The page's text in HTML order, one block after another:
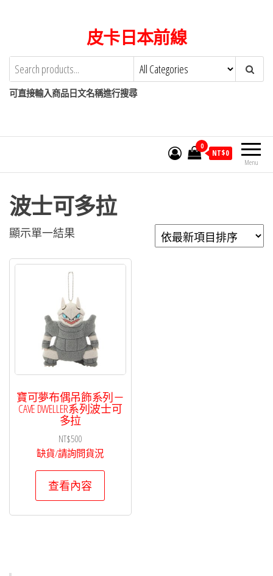
content
皮卡日本前線
可直接輸入商品日文名稱進行搜尋
Menu
0
NT$0
波士可多拉
顯示單一結果
寶可夢布偶吊飾系列－
CAVE DWELLER系列波士可
多拉
NT$500
缺貨/請詢問貨況
查看內容